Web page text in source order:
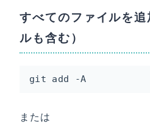
すべてのファイルを
ルも含む）
git add -A
または